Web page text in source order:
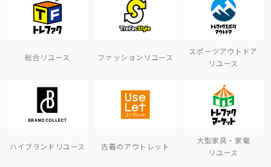
総合リユース ファッションリユース
スポーツアウトドア
リユース
ハイブランドリユース 古着のアウトレット
大型家具・家電
リユース